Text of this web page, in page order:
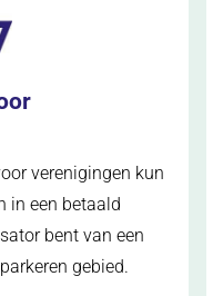
verenigingen kun
in een betaald
bent van een
gebied.